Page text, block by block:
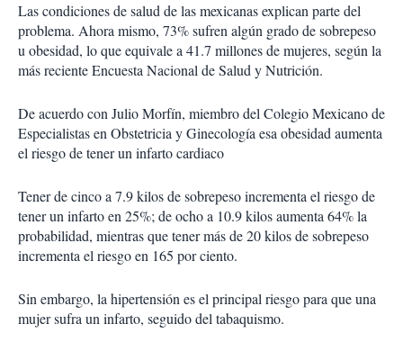
Las condiciones de salud de las mexicanas explican parte del
problema. Ahora mismo, 73% sufren algún grado de sobrepeso
u obesidad, lo que equivale a 41.7 millones de mujeres, según la
más reciente Encuesta Nacional de Salud y Nutrición.
De acuerdo con Julio Morfín, miembro del Colegio Mexicano de
Especialistas en Obstetricia y Ginecología esa obesidad aumenta
el riesgo de tener un infarto cardiaco
Tener de cinco a 7.9 kilos de sobrepeso incrementa el riesgo de
tener un infarto en 25%; de ocho a 10.9 kilos aumenta 64% la
probabilidad, mientras que tener más de 20 kilos de sobrepeso
incrementa el riesgo en 165 por ciento.
Sin embargo, la hipertensión es el principal riesgo para que una
mujer sufra un infarto, seguido del tabaquismo.